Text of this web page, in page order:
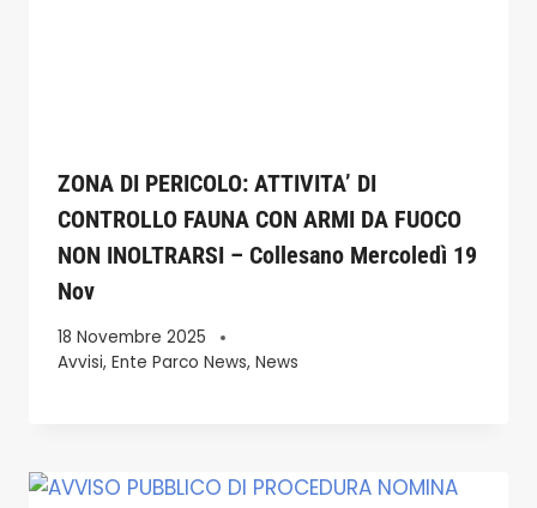
ZONA DI PERICOLO: ATTIVITA’ DI
CONTROLLO FAUNA CON ARMI DA FUOCO
NON INOLTRARSI – Collesano Mercoledì 19
Nov
18 Novembre 2025
Avvisi, Ente Parco News, News